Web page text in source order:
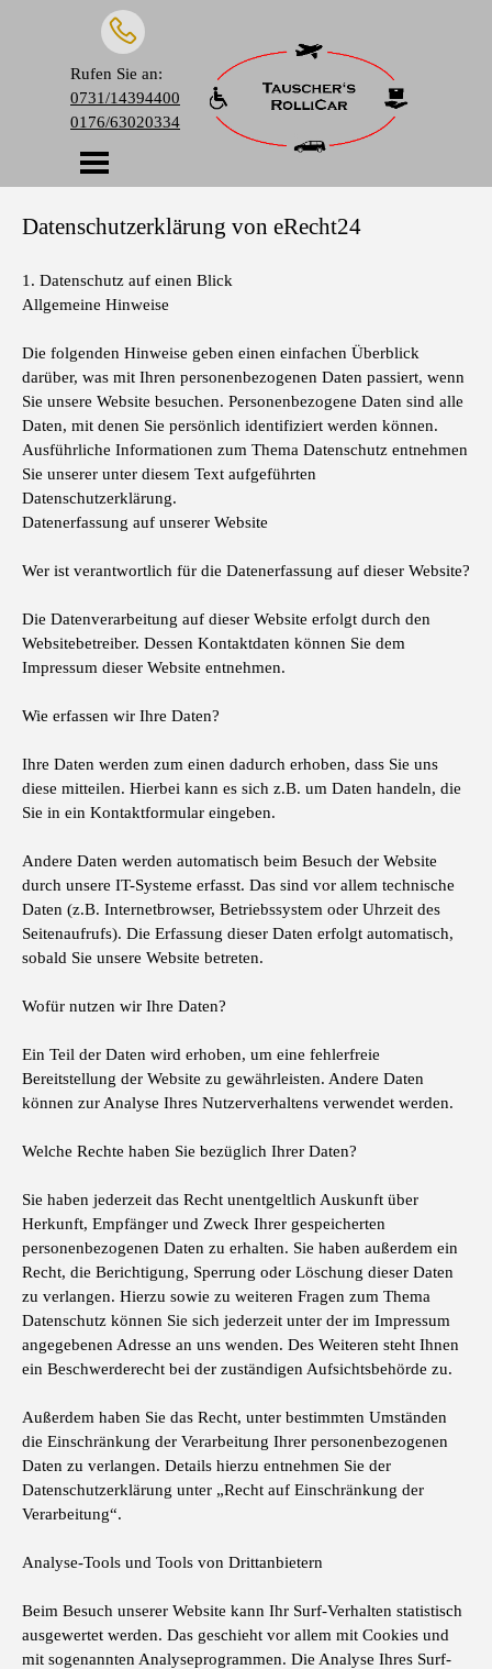
Rufen Sie an:
0731/14394400
0176/63020334
Datenschutzerklärung von eRecht24
1. Datenschutz auf einen Blick
Allgemeine Hinweise
Die folgenden Hinweise geben einen einfachen Überblick
darüber, was mit Ihren personenbezogenen Daten passiert, wenn
Sie unsere Website besuchen. Personenbezogene Daten sind alle
Daten, mit denen Sie persönlich identifiziert werden können.
Ausführliche Informationen zum Thema Datenschutz entnehmen
Sie unserer unter diesem Text aufgeführten
Datenschutzerklärung.
Datenerfassung auf unserer Website
Wer ist verantwortlich für die Datenerfassung auf dieser Website?
Die Datenverarbeitung auf dieser Website erfolgt durch den
Websitebetreiber. Dessen Kontaktdaten können Sie dem
Impressum dieser Website entnehmen.
Wie erfassen wir Ihre Daten?
Ihre Daten werden zum einen dadurch erhoben, dass Sie uns
diese mitteilen. Hierbei kann es sich z.B. um Daten handeln, die
Sie in ein Kontaktformular eingeben.
Andere Daten werden automatisch beim Besuch der Website
durch unsere IT-Systeme erfasst. Das sind vor allem technische
Daten (z.B. Internetbrowser, Betriebssystem oder Uhrzeit des
Seitenaufrufs). Die Erfassung dieser Daten erfolgt automatisch,
sobald Sie unsere Website betreten.
Wofür nutzen wir Ihre Daten?
Ein Teil der Daten wird erhoben, um eine fehlerfreie
Bereitstellung der Website zu gewährleisten. Andere Daten
können zur Analyse Ihres Nutzerverhaltens verwendet werden.
Welche Rechte haben Sie bezüglich Ihrer Daten?
Sie haben jederzeit das Recht unentgeltlich Auskunft über
Herkunft, Empfänger und Zweck Ihrer gespeicherten
personenbezogenen Daten zu erhalten. Sie haben außerdem ein
Recht, die Berichtigung, Sperrung oder Löschung dieser Daten
zu verlangen. Hierzu sowie zu weiteren Fragen zum Thema
Datenschutz können Sie sich jederzeit unter der im Impressum
angegebenen Adresse an uns wenden. Des Weiteren steht Ihnen
ein Beschwerderecht bei der zuständigen Aufsichtsbehörde zu.
Außerdem haben Sie das Recht, unter bestimmten Umständen
die Einschränkung der Verarbeitung Ihrer personenbezogenen
Daten zu verlangen. Details hierzu entnehmen Sie der
Datenschutzerklärung unter „Recht auf Einschränkung der
Verarbeitung“.
Analyse-Tools und Tools von Drittanbietern
Beim Besuch unserer Website kann Ihr Surf-Verhalten statistisch
ausgewertet werden. Das geschieht vor allem mit Cookies und
mit sogenannten Analyseprogrammen. Die Analyse Ihres Surf-